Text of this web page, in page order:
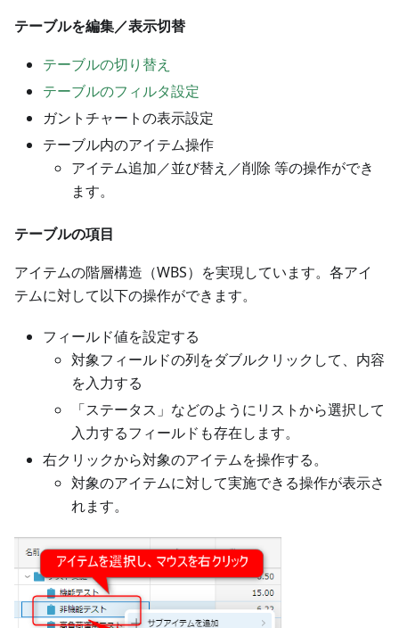
テーブルを編集／表示切替
テーブルの切り替え
テーブルのフィルタ設定
ガントチャートの表示設定
テーブル内のアイテム操作
アイテム追加／並び替え／削除 等の操作ができ
ます。
テーブルの項目
アイテムの階層構造（WBS）を実現しています。各アイ
テムに対して以下の操作ができます。
フィールド値を設定する
対象フィールドの列をダブルクリックして、内容
を入力する
「ステータス」などのようにリストから選択して
入力するフィールドも存在します。
右クリックから対象のアイテムを操作する。
対象のアイテムに対して実施できる操作が表示さ
れます。